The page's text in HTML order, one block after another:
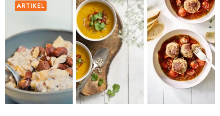
ARTIKEL